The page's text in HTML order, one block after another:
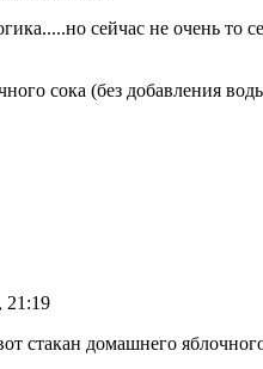
сейчас не очень то
сока (без добавления
21:19
стакан домашнего